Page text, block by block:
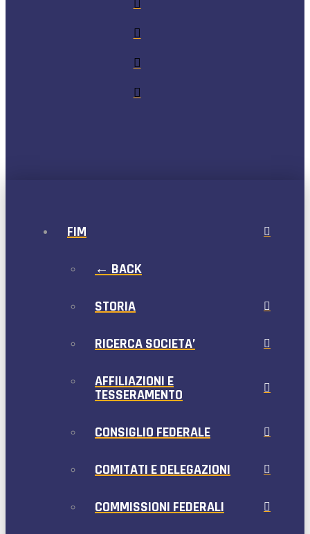
FIM
← BACK
STORIA
RICERCA SOCIETA’
AFFILIAZIONI E
TESSERAMENTO
CONSIGLIO FEDERALE
COMITATI E DELEGAZIONI
COMMISSIONI FEDERALI